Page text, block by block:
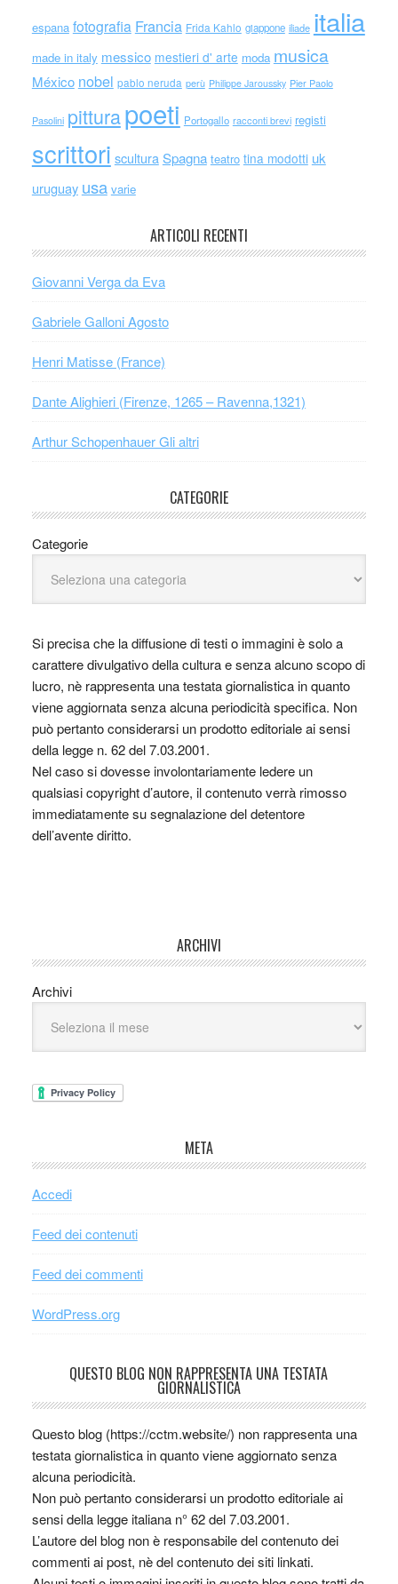
espana fotografia Francia Frida Kahlo giappone iliade italia
made in italy messico mestieri d' arte moda musica
México nobel pablo neruda perù Philippe Jaroussky Pier Paolo
Pasolini pitturapoeti Portogallo racconti brevi registi
scrittori scultura Spagna teatro tina modotti uk
uruguay usa varie
ARTICOLI RECENTI
Giovanni Verga da Eva
Gabriele Galloni Agosto
Henri Matisse (France)
Dante Alighieri (Firenze, 1265 – Ravenna,1321)
Arthur Schopenhauer Gli altri
CATEGORIE
Categorie
Si precisa che la diffusione di testi o immagini è solo a
carattere divulgativo della cultura e senza alcuno scopo di
lucro, nè rappresenta una testata giornalistica in quanto
viene aggiornata senza alcuna periodicità specifica. Non
può pertanto considerarsi un prodotto editoriale ai sensi
della legge n. 62 del 7.03.2001.
Nel caso si dovesse involontariamente ledere un
qualsiasi copyright d’autore, il contenuto verrà rimosso
immediatamente su segnalazione del detentore
dell’avente diritto.
ARCHIVI
Archivi
META
Accedi
Feed dei contenuti
Feed dei commenti
WordPress.org
QUESTO BLOG NON RAPPRESENTA UNA TESTATA
GIORNALISTICA
Questo blog (https://cctm.website/) non rappresenta una
testata giornalistica in quanto viene aggiornato senza
alcuna periodicità.
Non può pertanto considerarsi un prodotto editoriale ai
sensi della legge italiana n° 62 del 7.03.2001.
L’autore del blog non è responsabile del contenuto dei
commenti ai post, nè del contenuto dei siti linkati.